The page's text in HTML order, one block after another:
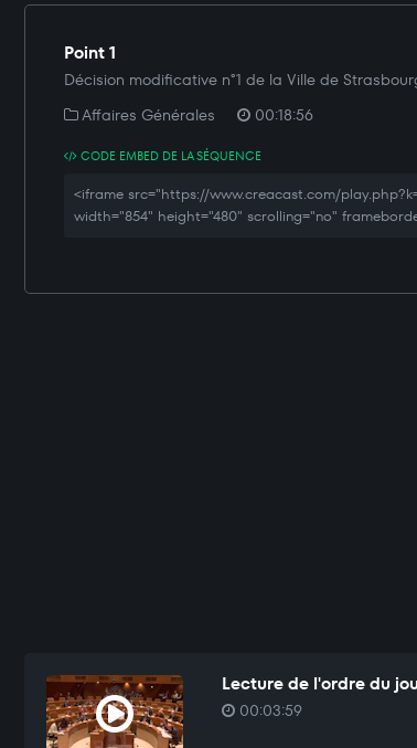
Point 1
Décision modificative n°1 de la Ville de
Affaires Générales
00:18:56
CODE EMBED DE LA SÉQUENCE
<iframe src="https://www.creacast.com/
width="854" height="480" scrolling="no"
Lecture de l'ordre du
00:03:59